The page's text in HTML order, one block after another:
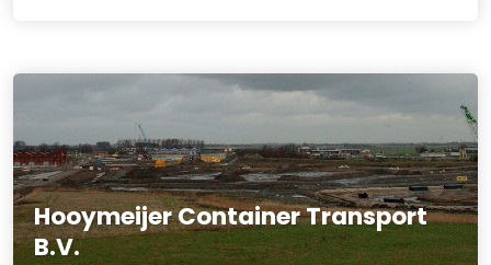
Hooymeijer Container Transport
B.V.